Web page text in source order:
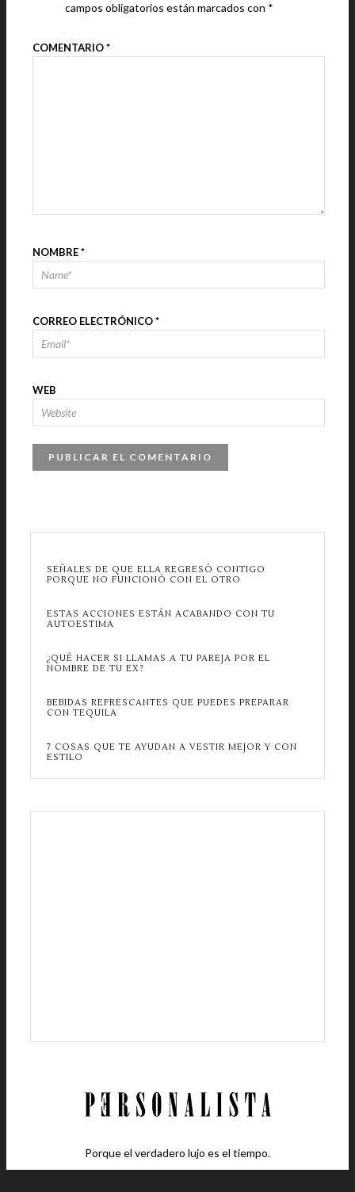
campos obligatorios están marcados con *
COMENTARIO*
NOMBRE*
CORREO ELECTRÓNICO*
WEB
SEÑALES DE QUE ELLA REGRESÓ CONTIGO
PORQUE NO FUNCIONÓ CON EL OTRO
ESTAS ACCIONES ESTÁN ACABANDO CON TU
AUTOESTIMA
¿QUÉ HACER SI LLAMAS A TU PAREJA POR EL
NOMBRE DE TU EX?
BEBIDAS REFRESCANTES QUE PUEDES PREPARAR
CON TEQUILA
7 COSAS QUE TE AYUDAN A VESTIR MEJOR Y CON
ESTILO
Porque el verdadero lujo es el tiempo.